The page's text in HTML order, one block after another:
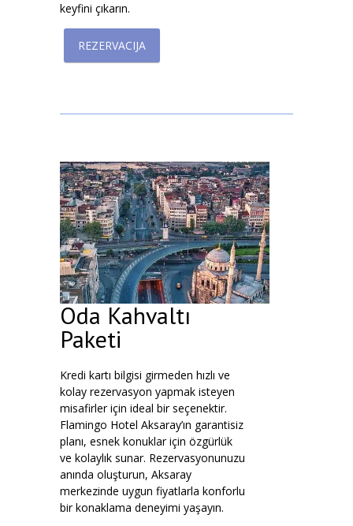
keyfini çıkarın.
REZERVACIJA
Oda Kahvaltı
Paketi
Kredi kartı bilgisi girmeden hızlı ve
kolay rezervasyon yapmak isteyen
misafirler için ideal bir seçenektir.
Flamingo Hotel Aksaray’ın garantisiz
planı, esnek konuklar için özgürlük
ve kolaylık sunar. Rezervasyonunuzu
anında oluşturun, Aksaray
merkezinde uygun fiyatlarla konforlu
bir konaklama deneyimi yaşayın.